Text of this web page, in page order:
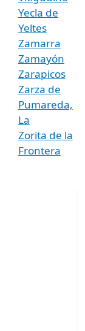
Yecla de
Yeltes
Zamarra
Zamayón
Zarapicos
Zarza de
Pumareda,
La
Zorita de la
Frontera